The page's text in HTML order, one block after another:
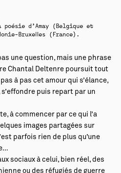
d’Amay (Belgique et
Bruxelles (France).
une question, mais une phrase
Chantal Deltenre poursuit tout
à pas cet amour qui s’élance,
puis repart par un
à commencer par ce qui l’a
images partagées sur
parfois rien de plus qu’une
sociaux à celui, bien réel, des
ou des réfugiés de guerre